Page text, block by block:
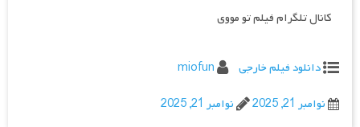
کانال تلگرام فیلم تو مووی
دانلود فیلم خارجی
miofun
نوامبر 21, 2025
نوامبر 21, 2025